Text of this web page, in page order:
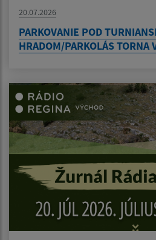
20.07.2026
PARKOVANIE POD
HRADOM/PARKOLÁS TORNA